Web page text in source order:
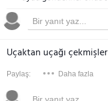
Uçaktan uçağı
Paylaş: Daha fazla